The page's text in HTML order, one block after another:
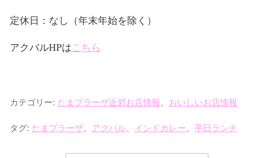
定休日：なし（年末年始を除く）
アクバルHPはこちら
カテゴリー: たまプラーザ近郊お店情報 おいしいお店情報
タグ: たまプラーザ アクバル インドカレー 平日ランチ